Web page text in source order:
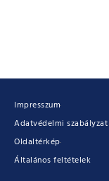
Impresszum
Adatvédelmi szabályzat
Oldaltérkép
Általános feltételek